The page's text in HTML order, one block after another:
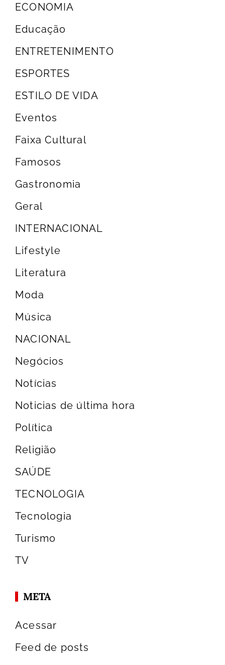
ECONOMIA
Educação
ENTRETENIMENTO
ESPORTES
ESTILO DE VIDA
Eventos
Faixa Cultural
Famosos
Gastronomia
Geral
INTERNACIONAL
Lifestyle
Literatura
Moda
Música
NACIONAL
Negócios
Notícias
Noticias de última hora
Política
Religião
SAÚDE
TECNOLOGIA
Tecnologia
Turismo
TV
META
Acessar
Feed de posts